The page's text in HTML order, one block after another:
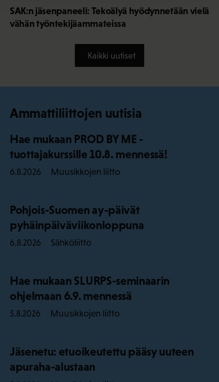
SAK:n jäsenpaneeli: Tekoälyä hyödynnetään vielä
vähän työntekijäammateissa
Kaikki uutiset
Ammattiliittojen uutisia
Hae mukaan PROD BY ME -
tuottajakurssille 10.8. mennessä!
6.8.2026 Muusikkojen liitto
Pohjois-Suomen ay-päivät
pyhäinpäiväviikonloppuna
6.8.2026 Sähköliitto
Hae mukaan SLURPS-seminaarin
ohjelmaan 6.9. mennessä
5.8.2026 Muusikkojen liitto
Jäsenetu: etuoikeutettu pääsy uuteen
apuraha-alustaan